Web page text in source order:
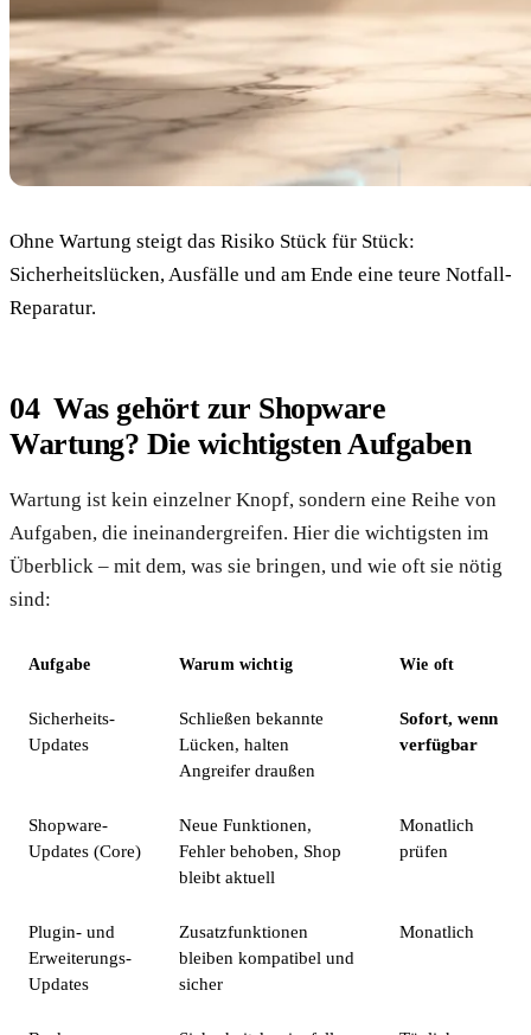
Ohne Wartung steigt das Risiko Stück für Stück:
Sicherheitslücken, Ausfälle und am Ende eine teure Notfall-
Reparatur.
Was gehört zur Shopware
Wartung? Die wichtigsten Aufgaben
Wartung ist kein einzelner Knopf, sondern eine Reihe von
Aufgaben, die ineinandergreifen. Hier die wichtigsten im
Überblick – mit dem, was sie bringen, und wie oft sie nötig
sind:
Aufgabe Warum wichtig Wie oft
Sicherheits-
Updates
Schließen bekannte
Lücken, halten
Angreifer draußen
Sofort, wenn
verfügbar
Shopware-
Updates (Core)
Neue Funktionen,
Fehler behoben, Shop
bleibt aktuell
Monatlich
prüfen
Plugin- und
Erweiterungs-
Updates
Zusatzfunktionen
bleiben kompatibel und
sicher
Monatlich